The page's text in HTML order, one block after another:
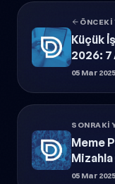
ÖNCEKI
Küçük
2026: 7
05 Mar 2025
SONRAKI
Meme
05 Mar 2025